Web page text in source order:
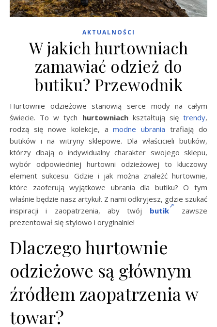
AKTUALNOŚCI
W jakich hurtowniach
zamawiać odzież do
butiku? Przewodnik
Hurtownie odzieżowe stanowią serce mody na całym
świecie. To w tych hurtowniachkształtują siętrendy,
rodzą się nowe kolekcje, amodne ubrania trafiają do
butików i na witryny sklepowe. Dla właścicieli butików,
którzy dbają o indywidualny charakter swojego sklepu,
wybór odpowiedniej hurtowni odzieżowej to kluczowy
element sukcesu. Gdzie i jak można znaleźć hurtownie,
które zaoferują wyjątkowe ubrania dla butiku? O tym
właśnie będzie nasz artykuł. Z nami odkryjesz, gdzie szukać
inspiracji i zaopatrzenia, aby twój butik
zawsze
prezentował się stylowo i oryginalnie!
Dlaczego hurtownie
odzieżowe są głównym
źródłem zaopatrzenia w
towar?